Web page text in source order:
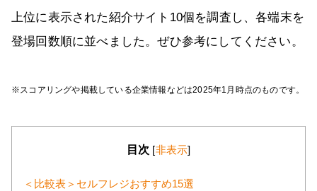
上位に表示された紹介サイト10個を調査し、各端末を
登場回数順に並べました。ぜひ参考にしてください。
※スコアリングや掲載している企業情報などは2025年1月時点のものです。
目次 [非表示]
＜比較表＞セルフレジおすすめ15選